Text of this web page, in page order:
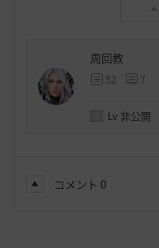
周回教
52 7
Lv 非公開
コメント 0